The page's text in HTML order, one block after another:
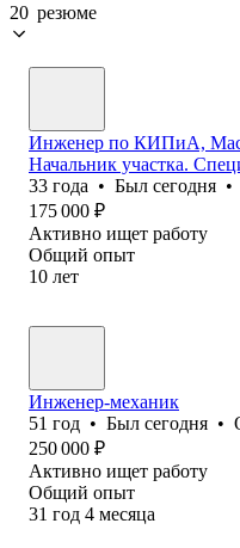
20 резюме
Инженер по КИПиА,
Начальник участка.
33 года • Был сегодня •
175 000 ₽
Активно ищет работу
Общий опыт
10 лет
Инженер-механик
51 год • Был сегодня •
250 000 ₽
Активно ищет работу
Общий опыт
31 год 4 месяца